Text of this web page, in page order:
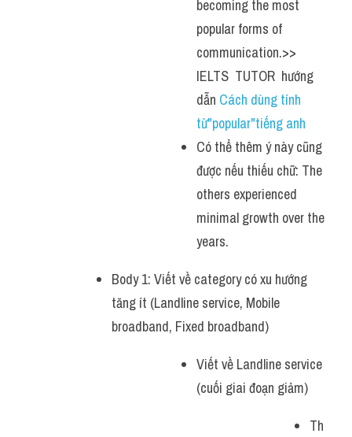
becoming the most
popular forms of
communication.>>
IELTS  TUTOR  hướng
dẫn Cách dùng tính
từ"popular"tiếng anh
Có thể thêm ý này cũng
được nếu thiếu chữ: The
others experienced
minimal growth over the
years.
Body 1: Viết về category có xu hướng
tăng ít (Landline service, Mobile
broadband, Fixed broadband)
Viết về Landline service
(cuối giai đoạn giảm)
Th